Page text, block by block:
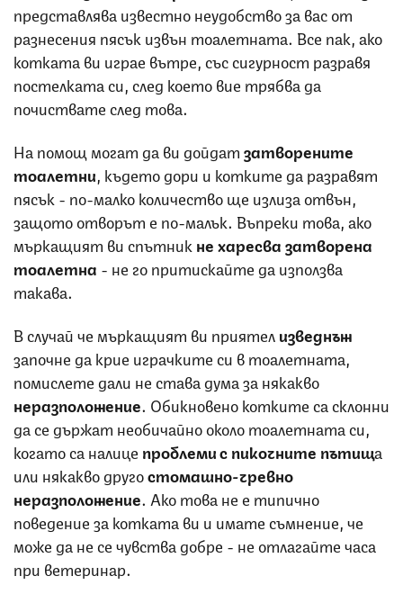
представлява известно неудобство за вас от
разнесения пясък извън тоалетната. Все пак, ако
котката ви играе вътре, със сигурност разравя
постелката си, след което вие трябва да
почиствате след това.
На помощ могат да ви дойдатзатворените
тоалетни , където дори и котките да разравят
пясък - по-малко количество ще излиза отвън,
защото отворът е по-малък. Въпреки това, ако
мъркащият ви спътник не харесва затворена
тоалетна - не го притискайте да използва
такава.
В случай че мъркащият ви приятелизведнъж
започне да крие играчките си в тоалетната,
помислете дали не става дума за някакво
неразположение. Обикновено котките са склонни
да се държат необичайно около тоалетната си,
когато са налице проблеми с пикочните пътища
или някакво другостомашно-чревно
неразположение. Ако това не е типично
поведение за котката ви и имате съмнение, че
може да не се чувства добре - не отлагайте часа
при ветеринар.